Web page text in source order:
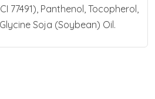
77491), Panthenol, Tocopherol,
Soja (Soybean) Oil.